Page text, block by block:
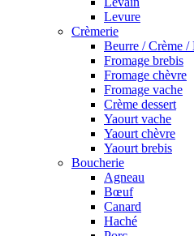
Levure
Crèmerie
Beurre / Crème /
Fromage brebis
Fromage chèvre
Fromage vache
Crème dessert
Yaourt vache
Yaourt chèvre
Yaourt brebis
Boucherie
Agneau
Bœuf
Canard
Haché